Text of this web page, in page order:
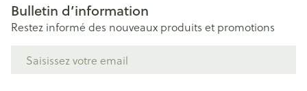
Bulletin d’information
Restez informé des nouveaux produits et promotions